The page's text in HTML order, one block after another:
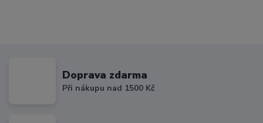
Doprava zdarma
Při nákupu nad 1500 Kč